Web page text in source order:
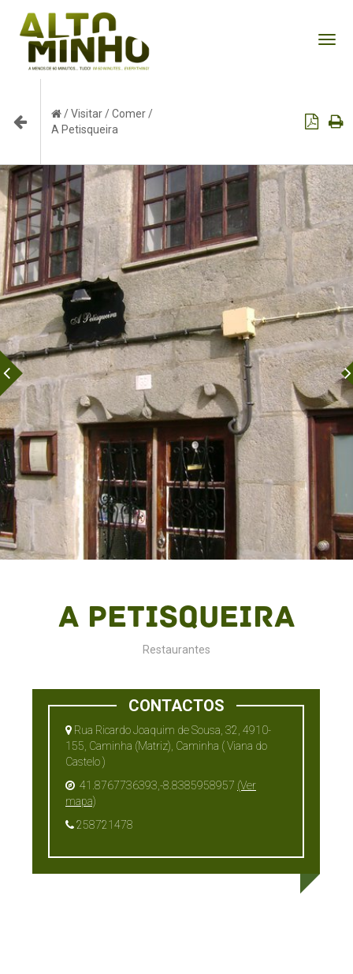
/Visitar/Comer/
A Petisqueira
A Petisqueira
Restaurantes
CONTACTOS
Rua Ricardo Joaquim de Sousa, 32, 4910-
155, Caminha (Matriz), Caminha ( Viana do
Castelo )
41.8767736393,-8.8385958957 (Ver
mapa)
258721478